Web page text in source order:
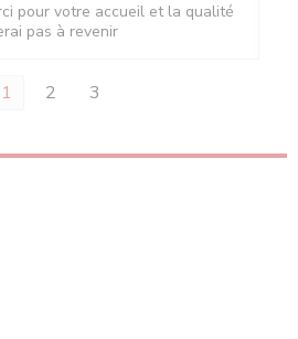
pour votre accueil et la qualité
pas à revenir
1 2 3